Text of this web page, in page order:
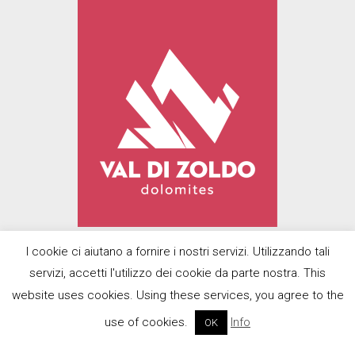
Prodolomiti Travel Srl
| Designed
BMP Promotions di
Privacy Policy
I cookie ci aiutano a fornire i nostri servizi. Utilizzando tali
servizi, accetti l'utilizzo dei cookie da parte nostra. This
website uses cookies. Using these services, you agree to the
use of cookies.
OK Info